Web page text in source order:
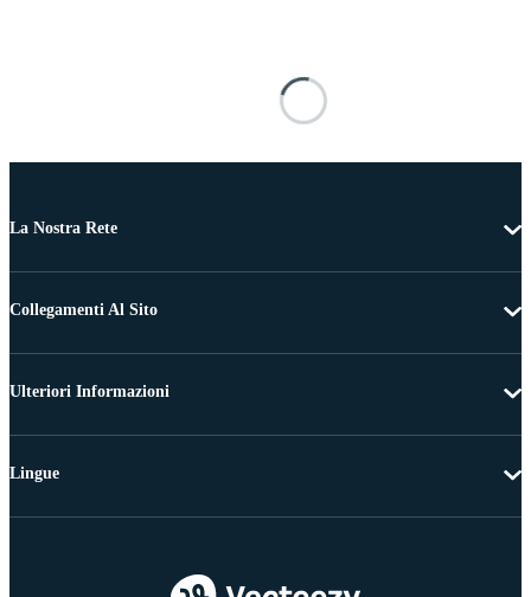
La Nostra Rete
Collegamenti Al Sito
Ulteriori Informazioni
Lingue